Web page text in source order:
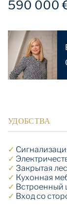
590 000
УДОБСТВА
✓
✓
✓ Закрытая
✓ Кухонная
✓ Встроенный
✓ Вход со